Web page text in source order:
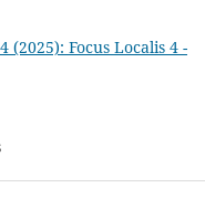
(2025): Focus Localis 4 -